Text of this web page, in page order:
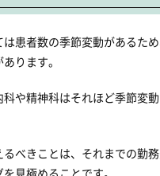
患者数の季節変動があるた
ります。
科や精神科はそれほど季節変
るべきことは、それまでの勤
見極めることです。